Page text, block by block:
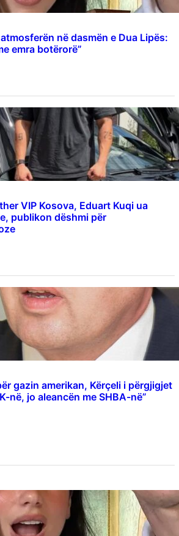
në dasmën e Dua Lipës:
emra botërorë”
VIP Kosova, Eduart Kuqi ua
publikon dëshmi për
gazin amerikan, Kërçeli i përgjigjet
në, jo aleancën me SHBA-në”
Qaka rrëfen atmosferën në dasmën e
“Një event gjigant me emra